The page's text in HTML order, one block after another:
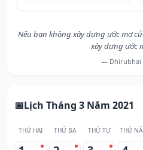
Nếu bạn không xây dựng ước mơ
xây dựng ước
— Dhirubhai
Lịch Tháng 3 Năm 2021
THỨ HAI THỨ BA THỨ TƯ THỨ